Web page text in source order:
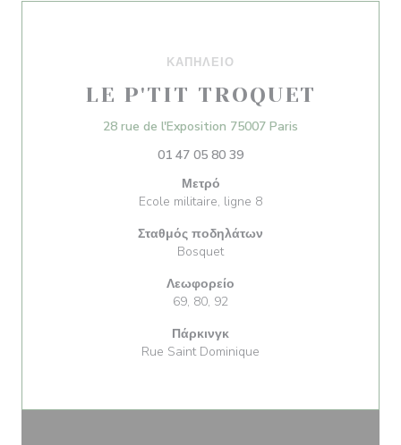
ΚΑΠΗΛΕΙΌ
LE P'TIT TROQUET
28 rue de l'Exposition 75007 Paris
01 47 05 80 39
Μετρό
Ecole militaire, ligne 8
Σταθμός ποδηλάτων
Bosquet
Λεωφορείο
69, 80, 92
Πάρκινγκ
Rue Saint Dominique